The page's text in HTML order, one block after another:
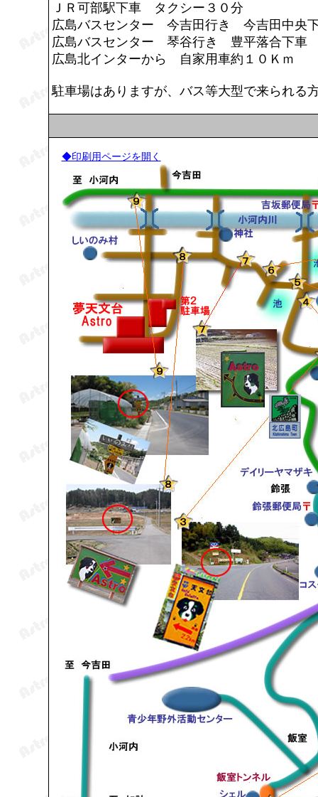
ＪＲ可部駅下車 タクシー３０分
広島バスセンター 今吉田行き 今吉田中央
広島バスセンター 琴谷行き 豊平落合下
広島北インターから 自家用車約１０Ｋｍ
駐車場はありますが、バス等大型で来られる
◆印刷用ページを開く